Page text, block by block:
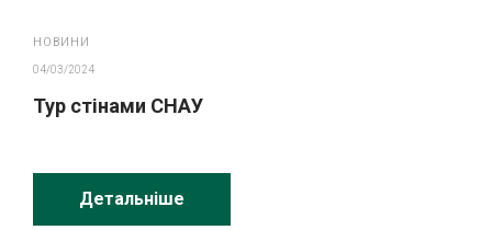
НОВИНИ
04/03/2024
Тур стінами СНАУ
Детальніше